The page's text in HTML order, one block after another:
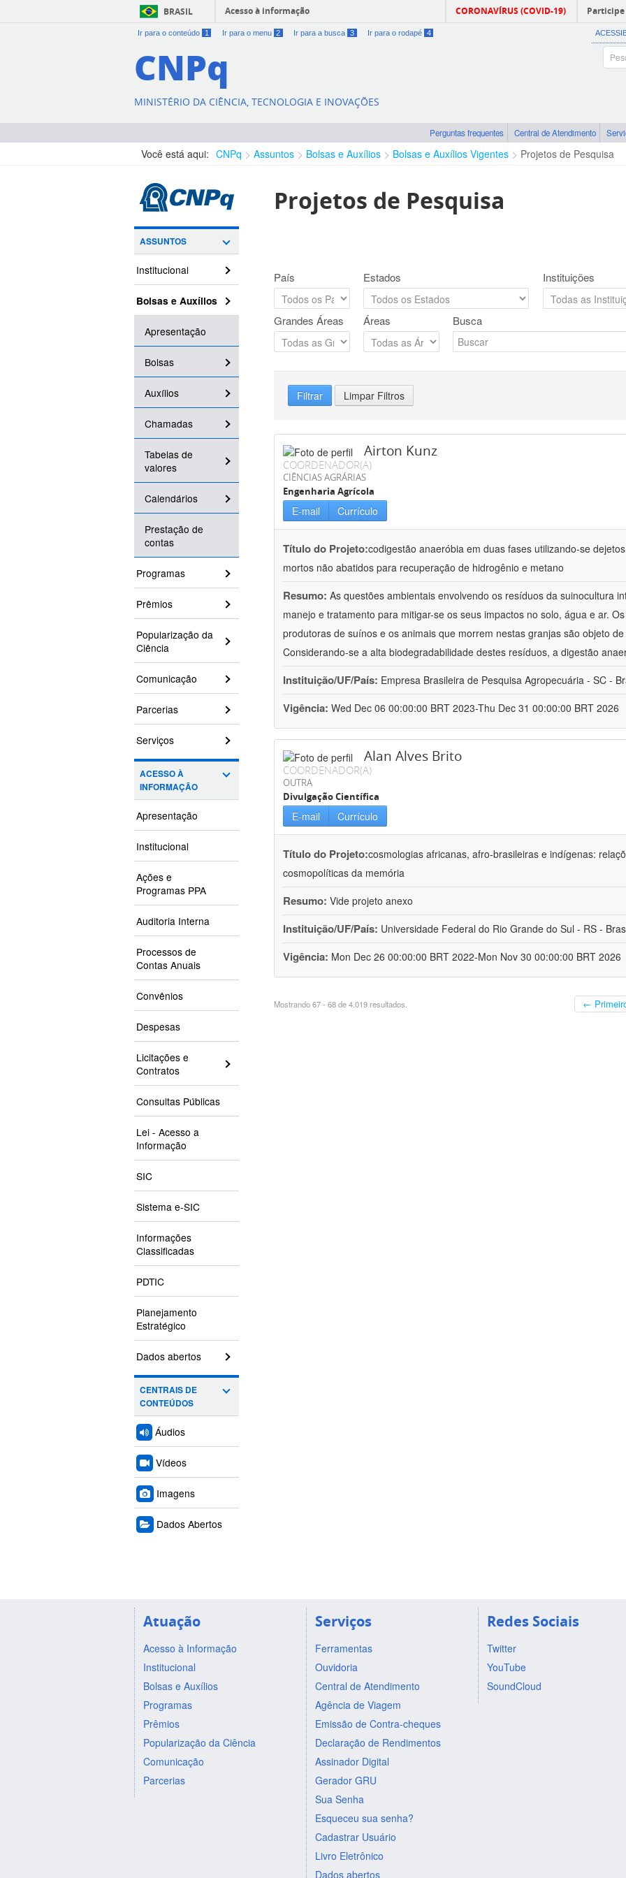
BRASIL Acesso à informação CORONAVÍRUS (COVID-19) Participe
Ir para o conteúdo 1 Ir para o menu 2 Ir para a busca 3 Ir para o rodapé 4
CNPq
MINISTÉRIO DA CIÊNCIA, TECNOLOGIA E INOVAÇÕES
Perguntas frequentes Central de Atendimento
Você está aqui: CNPq Assuntos Bolsas e Auxílios Bolsas e Auxílios Vigentes Projetos de Pesquisa
ASSUNTOS
Institucional
Bolsas e Auxílios
Apresentação
Bolsas
Auxílios
Chamadas
Tabelas de
valores
Calendários
Prestação de
contas
Programas
Prêmios
Popularização da
Ciência
Comunicação
Parcerias
Serviços
ACESSO À
INFORMAÇÃO
Apresentação
Institucional
Ações e
Programas PPA
Auditoria Interna
Processos de
Contas Anuais
Convênios
Despesas
Licitações e
Contratos
Consultas Públicas
Lei - Acesso a
Informação
SIC
Sistema e-SIC
Informações
Classificadas
PDTIC
Planejamento
Estratégico
Dados abertos
CENTRAIS DE
CONTEÚDOS
Áudios
Vídeos
Imagens
Dados Abertos
Projetos de Pesquisa
País Estados Instituições
Grandes Áreas Áreas Busca
Filtrar Limpar Filtros
Airton Kunz
COORDENADOR(A)
CIÊNCIAS AGRÁRIAS
Engenharia Agrícola
E-mail Currículo
Título do Projeto:codigestão anaeróbia em duas fases utilizando-se
mortos não abatidos para recuperação de hidrogênio e metano
Resumo: As questões ambientais envolvendo os resíduos da suinocultura
manejo e tratamento para mitigar-se os seus impactos no solo, água e ar.
produtoras de suínos e os animais que morrem nestas granjas são objeto
Considerando-se a alta biodegradabilidade destes resíduos, a digestão
Instituição/UF/País: Empresa Brasileira de Pesquisa Agropecuária - SC -
Vigência: Wed Dec 06 00:00:00 BRT 2023-Thu Dec 31 00:00:00 BRT 2026
Alan Alves Brito
COORDENADOR(A)
OUTRA
Divulgação Científica
E-mail Currículo
Título do Projeto:cosmologias africanas, afro-brasileiras e indígenas:
cosmopolíticas da memória
Resumo: Vide projeto anexo
Instituição/UF/País: Universidade Federal do Rio Grande do Sul - RS -
Vigência: Mon Dec 26 00:00:00 BRT 2022-Mon Nov 30 00:00:00 BRT 2026
Mostrando 67 - 68 de 4.019 resultados. ←
Atuação
Acesso à Informação
Institucional
Bolsas e Auxílios
Programas
Prêmios
Popularização da Ciência
Comunicação
Parcerias
Serviços
Ferramentas
Ouvidoria
Central de Atendimento
Agência de Viagem
Emissão de Contra-cheques
Declaração de Rendimentos
Assinador Digital
Gerador GRU
Sua Senha
Esqueceu sua senha?
Cadastrar Usuário
Livro Eletrônico
Dados abertos
Redes Sociais
Twitter
YouTube
SoundCloud